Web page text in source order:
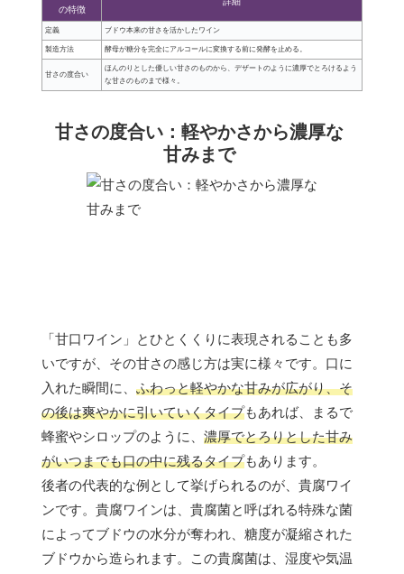
の特徴
定義 ブドウ本来の甘さを活かしたワイン
製造方法 酵母が糖分を完全にアルコールに変換する前に発酵を止める。
甘さの度合い
ほんのりとした優しい甘さのものから、デザートのように濃厚でとろけるよう
な甘さのものまで様々。
甘さの度合い：軽やかさから濃厚な
甘みまで
「甘口ワイン」とひとくくりに表現されることも多
いですが、その甘さの感じ方は実に様々です。口に
入れた瞬間に、 ふわっと軽やかな甘みが広がり、そ
の後は爽やかに引いていくタイプもあれば、まるで
蜂蜜やシロップのように、 濃厚でとろりとした甘み
がいつまでも口の中に残るタイプもあります。
後者の代表的な例として挙げられるのが、貴腐ワイ
ンです。貴腐ワインは、貴腐菌と呼ばれる特殊な菌
によってブドウの水分が奪われ、糖度が凝縮された
ブドウから造られます。この貴腐菌は、湿度や気温